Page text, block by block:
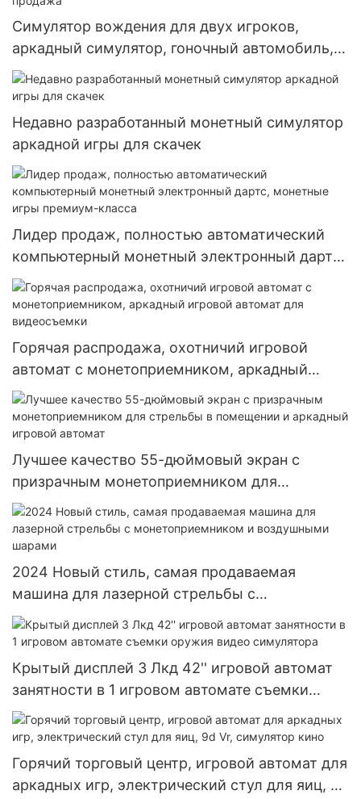
Симулятор вождения для двух игроков,
аркадный симулятор, гоночный автомобиль,
игровой автомат, оптовая продажа
Недавно разработанный монетный симулятор
аркадной игры для скачек
Лидер продаж, полностью автоматический
компьютерный монетный электронный дартс,
монетные игры премиум-класса
Горячая распродажа, охотничий игровой
автомат с монетоприемником, аркадный
игровой автомат для видеосъемки
Лучшее качество 55-дюймовый экран с
призрачным монетоприемником для
стрельбы в помещении и аркадный игровой
автомат
2024 Новый стиль, самая продаваемая
машина для лазерной стрельбы с
монетоприемником и воздушными шарами
Крытый дисплей 3 Лкд 42'' игровой автомат
занятности в 1 игровом автомате съемки
оружия видео симулятора
Горячий торговый центр, игровой автомат для
аркадных игр, электрический стул для яиц, 9d